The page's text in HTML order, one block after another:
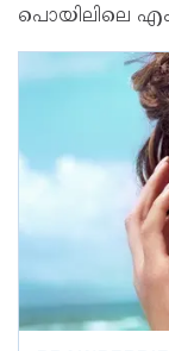
പൊയിലിലെ